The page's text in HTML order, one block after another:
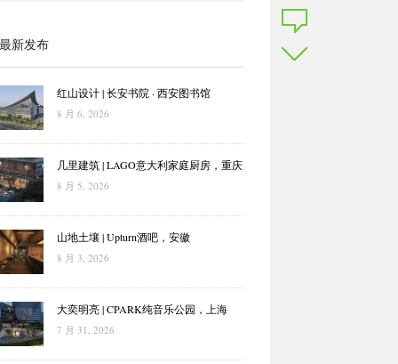
新发布
红山设计 | 长安书院 · 西安图书馆
8 月 6, 2026
几里建筑 | LAGO意大利家庭厨房，重庆
8 月 5, 2026
山地土壤 | Upturn酒吧，安徽
8 月 3, 2026
大奕明亮 | CPARK纯音乐公园，上海
7 月 31, 2026